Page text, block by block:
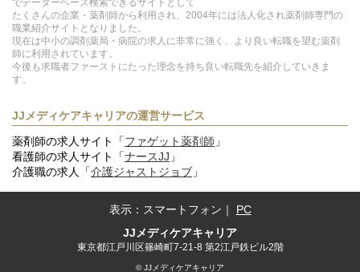
でデーターベース検索できるサイトとして
たくさんの企業・薬剤師から利用され、2004年には法人化され薬剤師専門の
職業紹介サイトとなりました。
現在は中小の調剤薬局・病院の求人に非常に強く、より良い転職を望む薬剤
師に利用されています。
今後も求職者ファーストにたった理念を持ち良い転職先を紹介していきま
す。
JJメディケアキャリアの運営サービス
薬剤師の求人サイト「ファゲット薬剤師 」
看護師の求人サイト「ナースJJ 」
介護職の求人「介護ジャストジョブ 」
表示： スマートフォン ｜ PC
JJメディケアキャリア
東京都江戸川区篠崎町7-21-8 第2江戸鉄ビル2階
© JJメディケアキャリア